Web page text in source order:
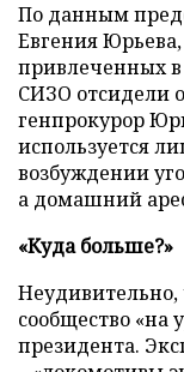
По данным
Евгения
привлеченных в
СИЗО отсидели
генпрокурор
используется
возбуждении
а домашний
«Куда больше?»
сообщество «на
президента.